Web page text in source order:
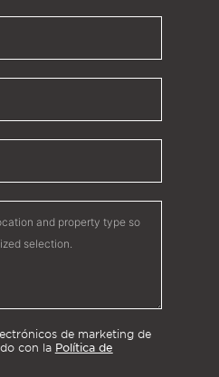
de marketing de
con la Política de